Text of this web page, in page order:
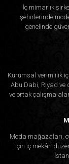
İç mimarlık
şehirlerinde
genelinde
Kurumsal verimlilik
Abu Dabi, Riyad ve
ve ortak çalışma
Moda mağazaları,
için iç mekân